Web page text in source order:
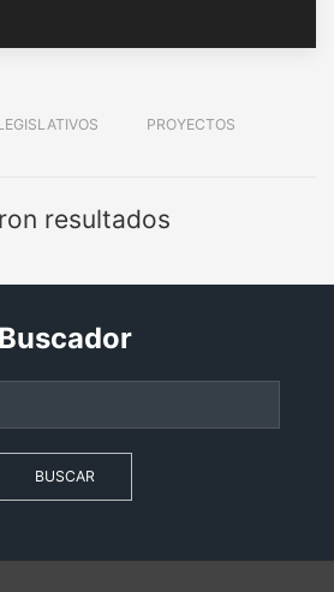
PROYECTOS
resultados
Buscador
BUSCAR